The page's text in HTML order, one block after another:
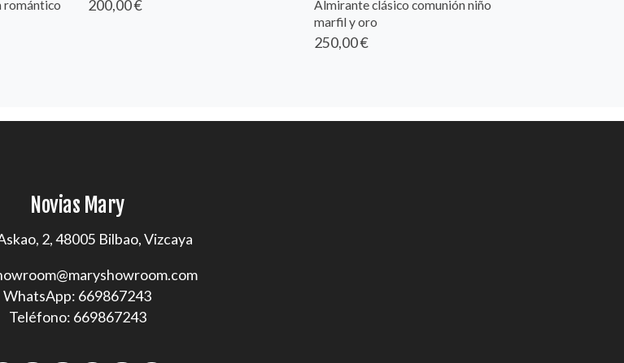
romántico 200,00 €
Almirante clásico comunión niño
marfil y oro
250,00 €
Novias Mary
2, 48005 Bilbao, Vizcaya
WhatsApp: 669867243
Teléfono: 669867243